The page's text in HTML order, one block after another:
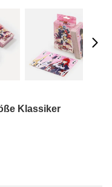
Klassiker